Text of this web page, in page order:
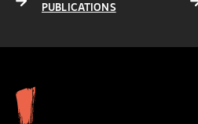
PUBLICATIONS